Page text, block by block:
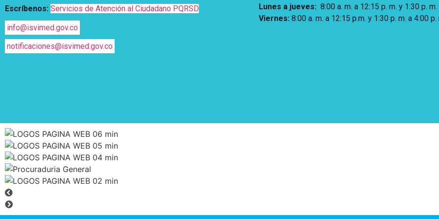
Escríbenos: Servicios de Atención al Ciudadano PQRSD
info@isvimed.gov.co
notificaciones@isvimed.gov.co
Lunes a jueves: 8:00 a. m. a 12:15 p. m. y 1:30 p. m.
Viernes: 8:00 a. m. a 12:15 p.m. y 1:30 p. m. a 4:00 p.